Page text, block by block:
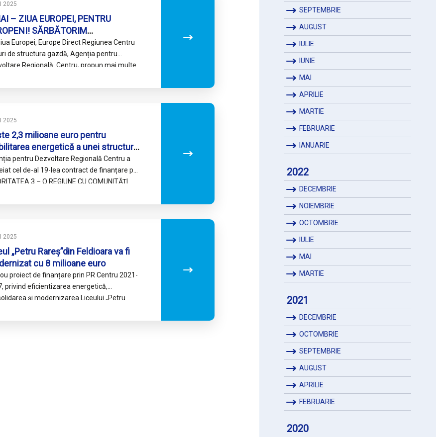
2025
– ZIUA EUROPEI, PENTRU
SĂRBĂTORIM
UNITATEA, PROGRESUL
Europei, Europe Direct Regiunea Centru
de structura gazdă, Agenția pentru
Regională Centru, propun mai multe
2025
2,3 milioane euro pentru
energetică a unei structuri
de elită din Municipiul Sibiu
pentru Dezvoltare Regională Centru a
cel de-al 19-lea contract de finanțare pe
3 – O REGIUNE CU COMUNITĂȚI
2025
„Petru Rareș”din Feldioara va fi
cu 8 milioane euro
proiect de finanțare prin PR Centru 2021-
privind eficientizarea energetică,
și modernizarea Liceului „Petru
SEPTEMBRIE
AUGUST
IULIE
IUNIE
MAI
APRILIE
MARTIE
FEBRUARIE
IANUARIE
2022
DECEMBRIE
NOIEMBRIE
OCTOMBRIE
IULIE
MAI
MARTIE
2021
DECEMBRIE
OCTOMBRIE
SEPTEMBRIE
AUGUST
APRILIE
FEBRUARIE
2020